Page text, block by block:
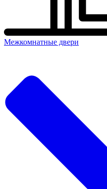
Межкомнатные двери